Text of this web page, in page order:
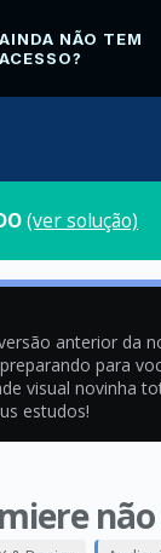
NÃO TEM
ACESSO?
(ver solução)
anterior da
para
visual novinha
estudos!